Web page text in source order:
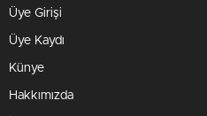
Üye Girişi
Üye Kaydı
Künye
Hakkımızda